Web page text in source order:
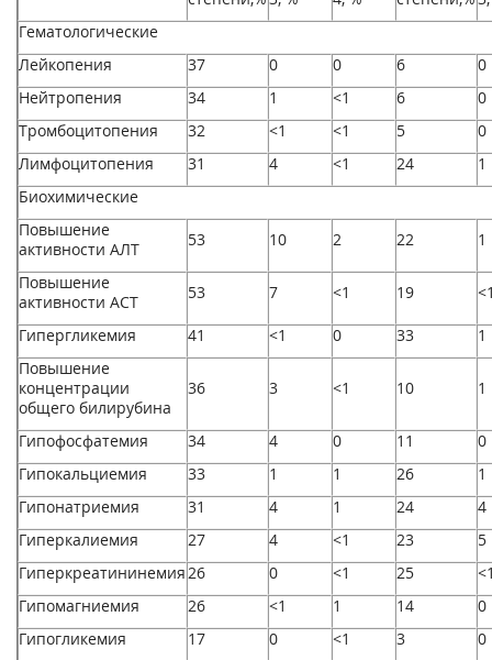
Гематологические
Лейкопения
37 0 0 6
0
Нейтропения
34 1 <1 6
0
Тромбоцитопения
32 <1 <1 5
0
Лимфоцитопения
31 4 <1 24
1
Биохимические
Повышение
активности АЛТ
53 10 2 22 1
Повышение
активности ACT
53 7 <1 19
Гипергликемия 41 <1 0 33
1
Повышение
концентрации
общего билирубина
36 3 <1 10 1
Гипофосфатемия 34 4 0 11
0
Гипокальциемия
33 1 1 26
1
Гипонатриемия
31 4 1 24
4
Гиперкалиемия
27 4 <1 23
5
Гиперкреатининемия26 0 <1 25
Гипомагниемия
26 <1 1 14
0
Гипогликемия
17 0 <1 3
0